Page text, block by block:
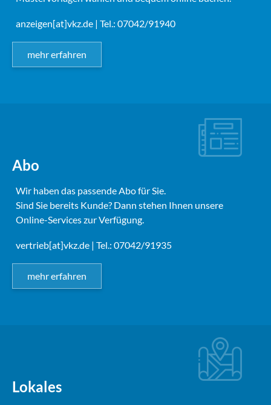
anzeigen[at]vkz.de | Tel.: 07042/91940
mehr erfahren
Abo
Wir haben das passende Abo für Sie.
Sind Sie bereits Kunde? Dann stehen Ihnen unsere
Online-Services zur Verfügung.
vertrieb[at]vkz.de | Tel.: 07042/91935
mehr erfahren
Lokales